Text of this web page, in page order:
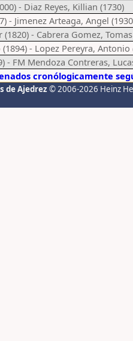
- Diaz Reyes, Killian (1730)
- Jimenez Arteaga, Angel
- Cabrera Gomez,
- Lopez Pereyra, Antonio
- FM Mendoza Contreras,
cronólogicamente
de Ajedrez © 2006-2026 Heinz